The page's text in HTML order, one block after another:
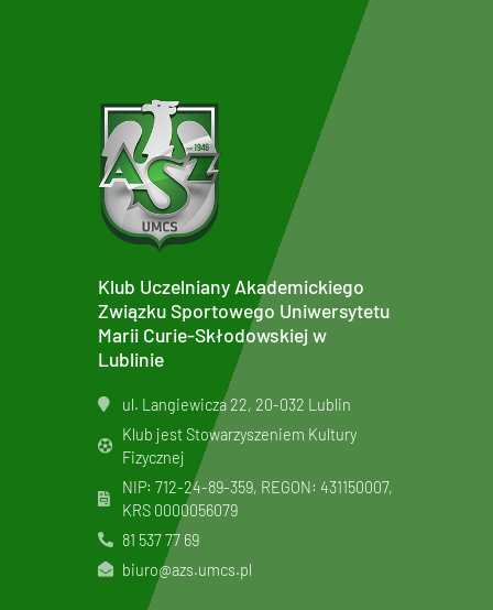
Klub Uczelniany Akademickiego
Związku Sportowego Uniwersytetu
Marii Curie-Skłodowskiej w
Lublinie
ul. Langiewicza 22, 20-032 Lublin
Klub jest Stowarzyszeniem Kultury
Fizycznej
NIP: 712-24-89-359, REGON: 431150007,
KRS 0000056079
81 537 77 69
biuro@azs.umcs.pl